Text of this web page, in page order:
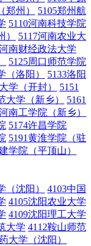
郑州）
5105郑州航
5110河南科技学院
5117河南农业大
南财经政法大学
5125周口师范学院
（洛阳）
5133洛阳
学（开封）
5151
大学（新乡）
5161
南工学院（新乡）
5174许昌学院
5191黄淮学院（驻
学院（平顶山）
（沈阳）
4103中国
4105沈阳农业大学
4109沈阳理工大学
大学 4112鞍山师范
大学（沈阳）